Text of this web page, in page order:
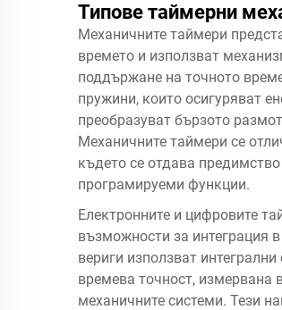
Типове таймерни
Механичните таймери
времето и използват
поддържане на точното
пружини, които осигуряват
преобразуват бързото
Механичните таймери се
където се отдава
програмируеми функции.
Електронните и цифровите
възможности за интеграция
вериги използват
времева точност, измервана
механичните системи. Тези